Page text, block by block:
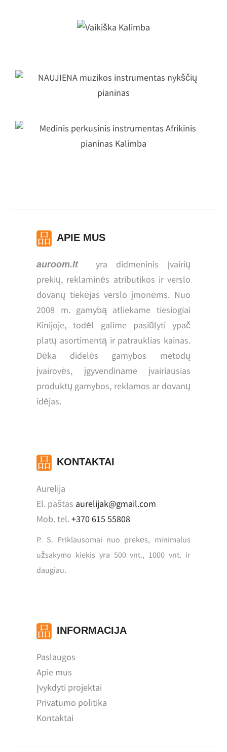
NAUJIENA muzikos instrumentas
nykščių pianinas
Medinis perkusinis instrumentas
Afrikinis pianinas Kalimba
APIE MUS
auroom.ltyra didmeninis įvairių
prekių, reklaminės atributikos ir verslo
dovanų tiekėjas verslo įmonėms. Nuo
2008 m. gamybą atliekame tiesiogiai
Kinijoje, todėl galime pasiūlyti ypač
platų asortimentą ir patrauklias kainas.
Dėka didelės gamybos metodų
įvairovės, įgyvendiname įvairiausias
produktų gamybos, reklamos ar dovanų
idėjas.
KONTAKTAI
Aurelija
El. paštas aurelijak@gmail.com
Mob. tel.+370 615 55808
P. S. Priklausomai nuo prekės, minimalus
užsakymo kiekis yra 500 vnt., 1000 vnt. ir
daugiau.
INFORMACIJA
Paslaugos
Apie mus
Įvykdyti projektai
Privatumo politika
Kontaktai